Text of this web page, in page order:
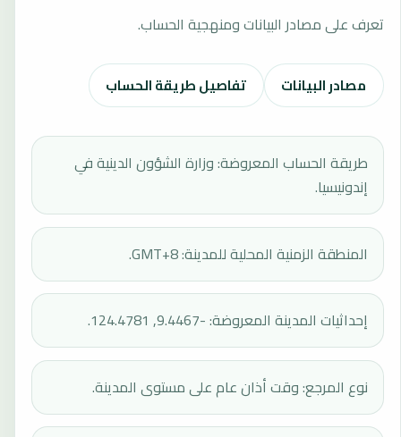
تعرف على مصادر البيانات ومنهجية الحساب.
مصادر البيانات تفاصيل طريقة الحساب
طريقة الحساب المعروضة: وزارة الشؤون الدينية في
إندونيسيا.
المنطقة الزمنية المحلية للمدينة: GMT+8.
إحداثيات المدينة المعروضة: -9.4467, 124.4781.
نوع المرجع: وقت أذان عام على مستوى المدينة.